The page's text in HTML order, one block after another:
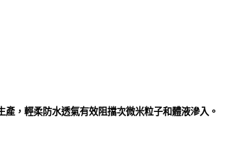
，輕柔防水透氣有效阻擋次微米粒子和體液滲入。